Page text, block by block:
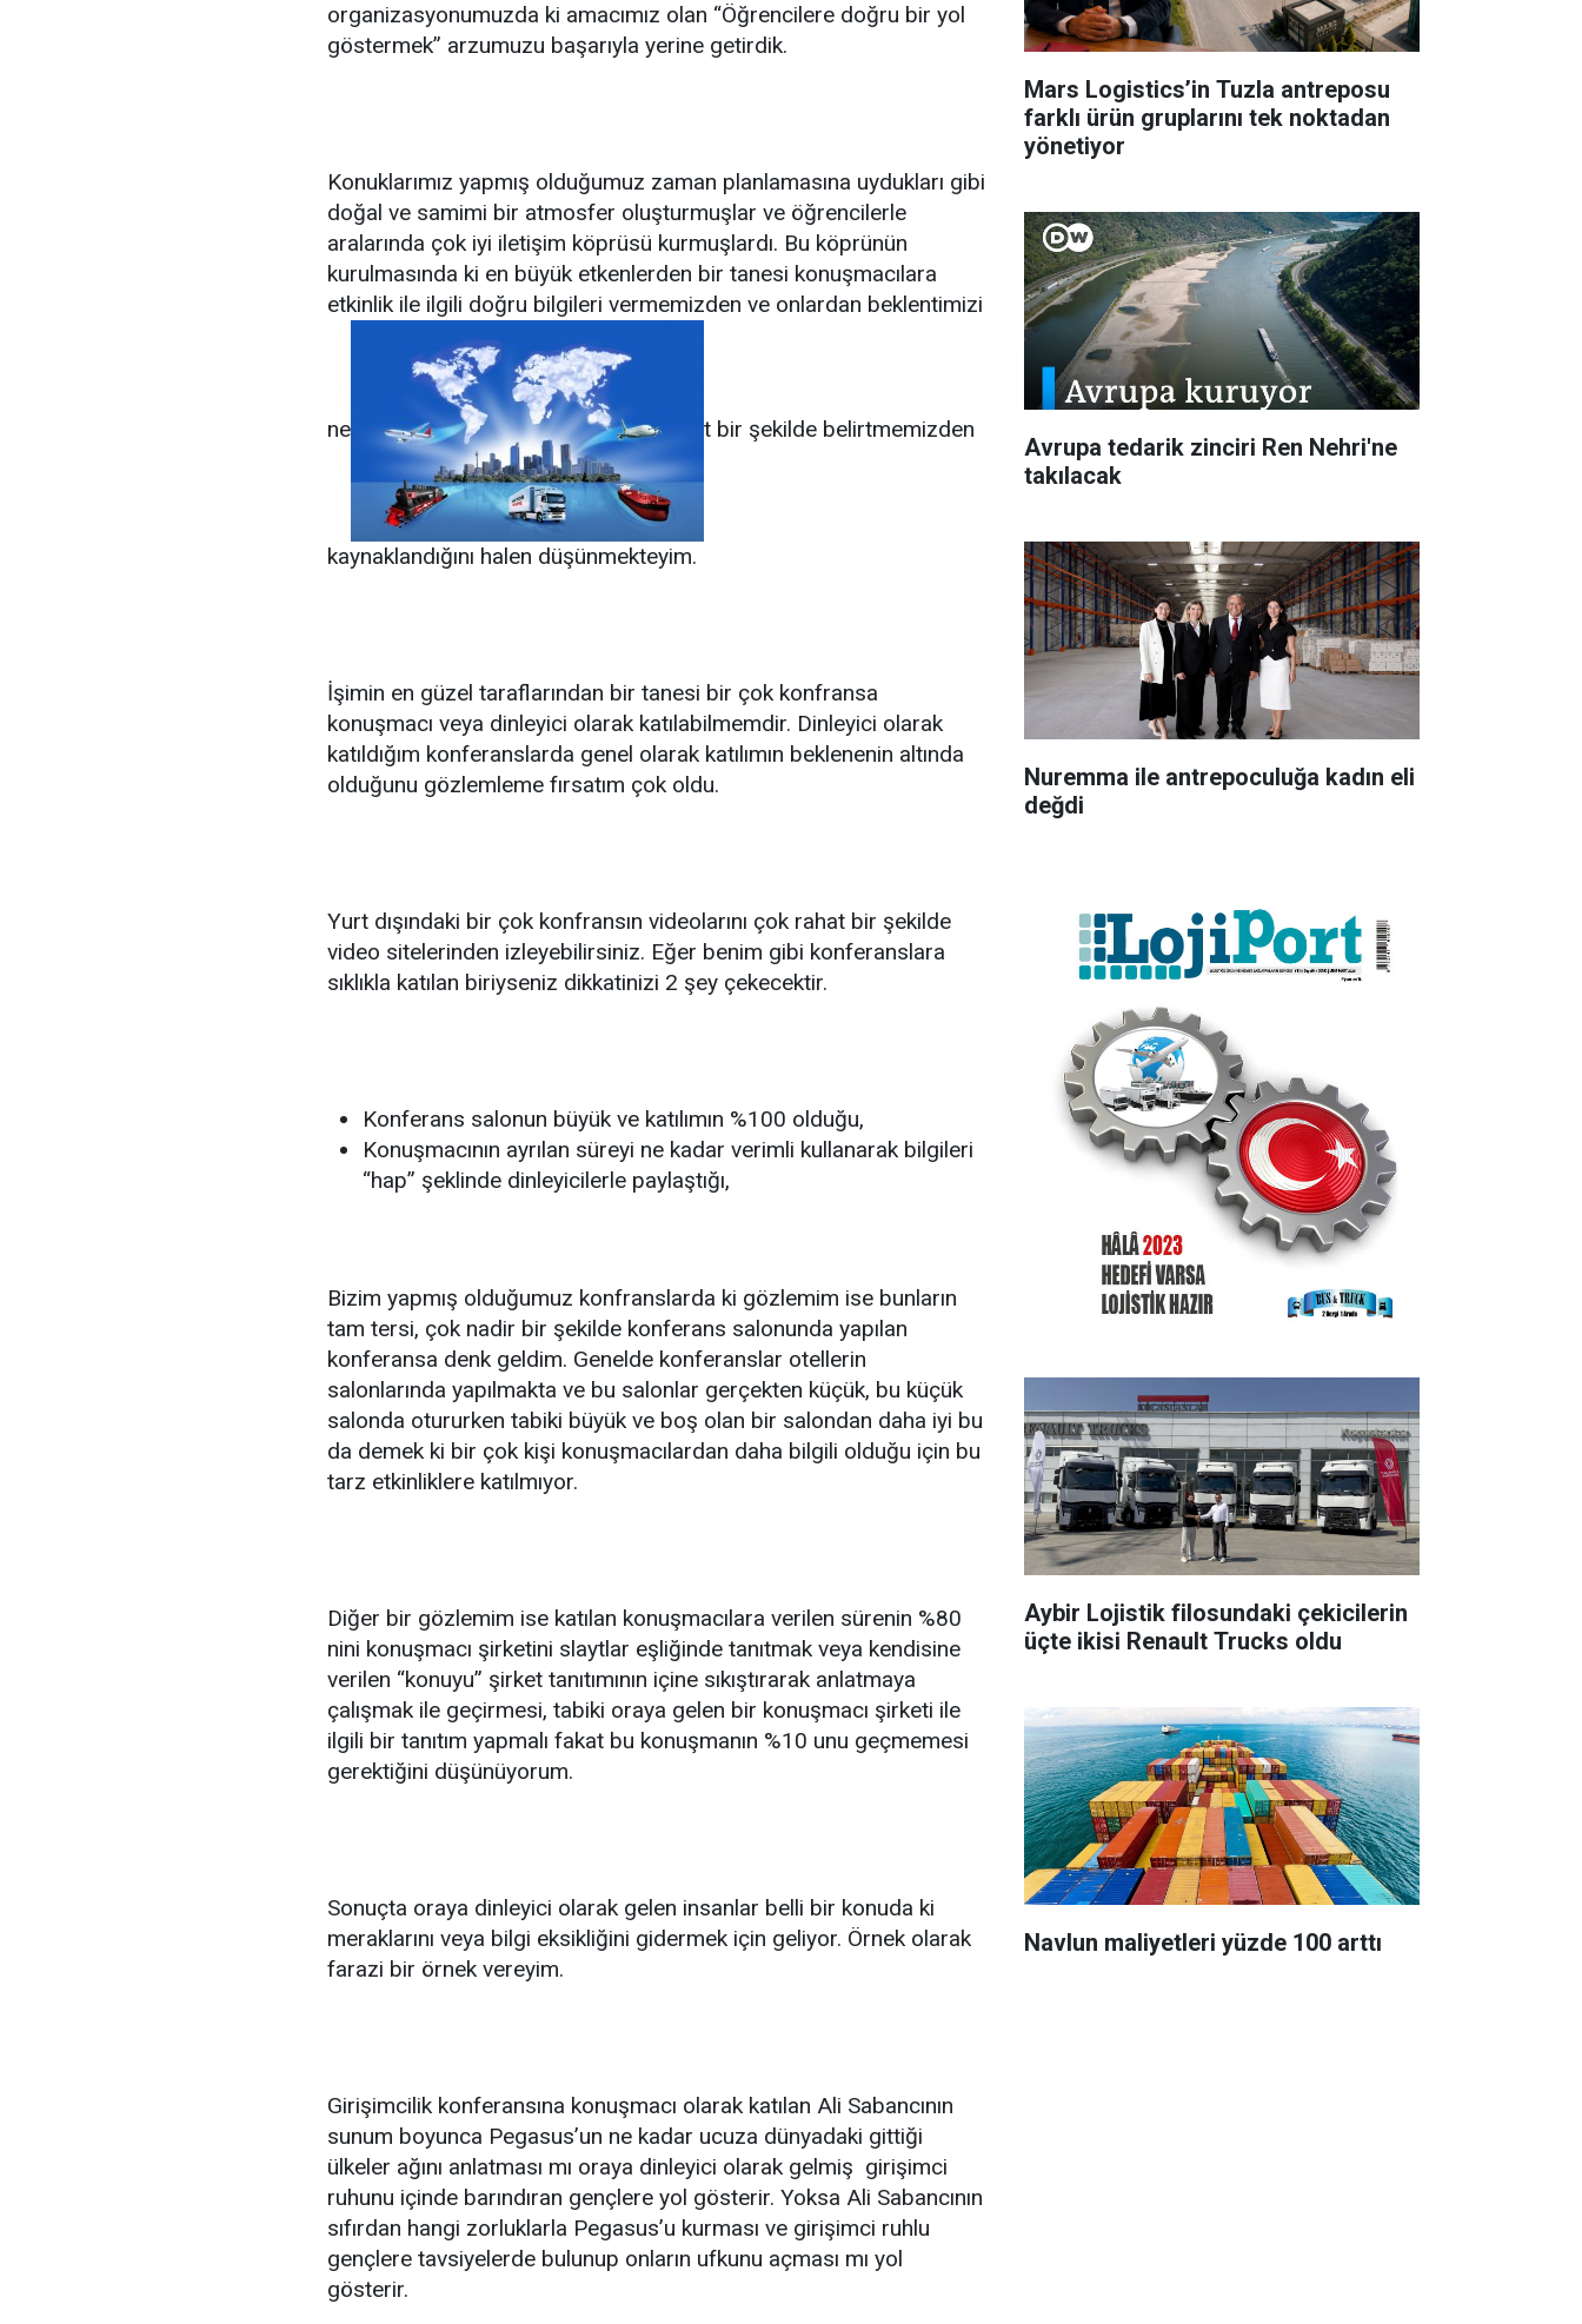
organizasyonumuzda ki amacımız olan “Öğrencilere doğru bir yol
göstermek” arzumuzu başarıyla yerine getirdik.
Konuklarımız yapmış olduğumuz zaman planlamasına uydukları gibi
doğal ve samimi bir atmosfer oluşturmuşlar ve öğrencilerle
aralarında çok iyi iletişim köprüsü kurmuşlardı. Bu köprünün
kurulmasında ki en büyük etkenlerden bir tanesi konuşmacılara
etkinlik ile ilgili doğru bilgileri vermemizden ve onlardan beklentimizi
ne t bir şekilde belirtmemizden
kaynaklandığını halen düşünmekteyim.
İşimin en güzel taraflarından bir tanesi bir çok konfransa
konuşmacı veya dinleyici olarak katılabilmemdir. Dinleyici olarak
katıldığım konferanslarda genel olarak katılımın beklenenin altında
olduğunu gözlemleme fırsatım çok oldu.
Yurt dışındaki bir çok konfransın videolarını çok rahat bir şekilde
video sitelerinden izleyebilirsiniz. Eğer benim gibi konferanslara
sıklıkla katılan biriyseniz dikkatinizi 2 şey çekecektir.
Konferans salonun büyük ve katılımın %100 olduğu,
Konuşmacının ayrılan süreyi ne kadar verimli kullanarak bilgileri
“hap” şeklinde dinleyicilerle paylaştığı,
Bizim yapmış olduğumuz konfranslarda ki gözlemim ise bunların
tam tersi, çok nadir bir şekilde konferans salonunda yapılan
konferansa denk geldim. Genelde konferanslar otellerin
salonlarında yapılmakta ve bu salonlar gerçekten küçük, bu küçük
salonda otururken tabiki büyük ve boş olan bir salondan daha iyi bu
da demek ki bir çok kişi konuşmacılardan daha bilgili olduğu için bu
tarz etkinliklere katılmıyor.
Diğer bir gözlemim ise katılan konuşmacılara verilen sürenin %80
nini konuşmacı şirketini slaytlar eşliğinde tanıtmak veya kendisine
verilen “konuyu” şirket tanıtımının içine sıkıştırarak anlatmaya
çalışmak ile geçirmesi, tabiki oraya gelen bir konuşmacı şirketi ile
ilgili bir tanıtım yapmalı fakat bu konuşmanın %10 unu geçmemesi
gerektiğini düşünüyorum.
Sonuçta oraya dinleyici olarak gelen insanlar belli bir konuda ki
meraklarını veya bilgi eksikliğini gidermek için geliyor. Örnek olarak
farazi bir örnek vereyim.
Girişimcilik konferansına konuşmacı olarak katılan Ali Sabancının
sunum boyunca Pegasus’un ne kadar ucuza dünyadaki gittiği
ülkeler ağını anlatması mı oraya dinleyici olarak gelmiş girişimci
ruhunu içinde barındıran gençlere yol gösterir. Yoksa Ali Sabancının
sıfırdan hangi zorluklarla Pegasus’u kurması ve girişimci ruhlu
gençlere tavsiyelerde bulunup onların ufkunu açması mı yol
gösterir.
Mars Logistics’in Tuzla antreposu
farklı ürün gruplarını tek noktadan
yönetiyor
Avrupa tedarik zinciri Ren Nehri'ne
takılacak
Nuremma ile antrepoculuğa kadın eli
değdi
Aybir Lojistik filosundaki çekicilerin
üçte ikisi Renault Trucks oldu
Navlun maliyetleri yüzde 100 arttı